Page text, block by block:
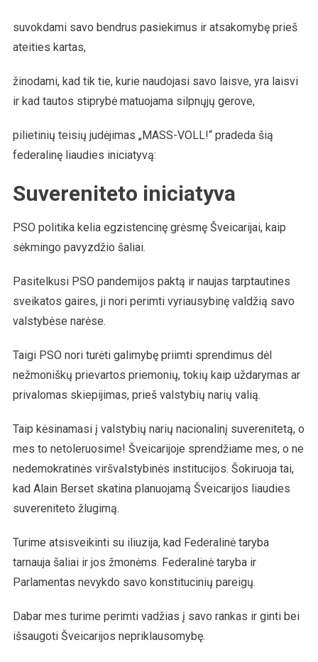
suvokdami savo bendrus pasiekimus ir atsakomybę prieš
ateities kartas,
žinodami, kad tik tie, kurie naudojasi savo laisve, yra laisvi
ir kad tautos stiprybė matuojama silpnųjų gerove,
pilietinių teisių judėjimas „MASS-VOLL!“ pradeda šią
federalinę liaudies iniciatyvą:
Suvereniteto iniciatyva
PSO politika kelia egzistencinę grėsmę Šveicarijai, kaip
sėkmingo pavyzdžio šaliai.
Pasitelkusi PSO pandemijos paktą ir naujas tarptautines
sveikatos gaires, ji nori perimti vyriausybinę valdžią savo
valstybėse narėse.
Taigi PSO nori turėti galimybę priimti sprendimus dėl
nežmoniškų prievartos priemonių, tokių kaip uždarymas ar
privalomas skiepijimas, prieš valstybių narių valią.
Taip kėsinamasi į valstybių narių nacionalinį suverenitetą, o
mes to netoleruosime! Šveicarijoje sprendžiame mes, o ne
nedemokratinės viršvalstybinės institucijos. Šokiruoja tai,
kad Alain Berset skatina planuojamą Šveicarijos liaudies
suvereniteto žlugimą.
Turime atsisveikinti su iliuzija, kad Federalinė taryba
tarnauja šaliai ir jos žmonėms. Federalinė taryba ir
Parlamentas nevykdo savo konstitucinių pareigų.
Dabar mes turime perimti vadžias į savo rankas ir ginti bei
išsaugoti Šveicarijos nepriklausomybę.